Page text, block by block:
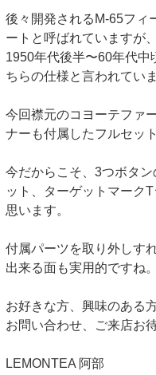
後々開発されるM-65フィ
ートと呼ばれていますが
1950年代後半〜60年代中
ちらの仕様と言われていま
今回襟元のコヨーテファ
ナーも付属したフルセッ
今だからこそ、3つボタ
ット、ターゲットマーク
思います。
付属パーツを取り外しす
出来る面も実用的ですね。
お好きな方、興味のある
お問い合わせ、ご来店お
LEMONTEA 阿部